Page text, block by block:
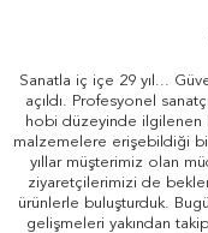
Sanatla iç içe 29 yıl...
açıldı. Profesyonel
hobi düzeyinde ilgilenen
malzemelere erişebildiği bir
yıllar müşterimiz olan
ziyaretçilerimizi de
ürünlerle buluşturduk.
gelişmeleri yakından